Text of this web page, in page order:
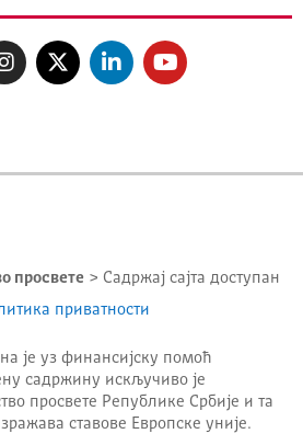
просвете > Садржај сајта доступан
приватности
је уз финансијску помоћ
садржину искључиво је
просвете Републике Србије и та
ставове Европске уније.